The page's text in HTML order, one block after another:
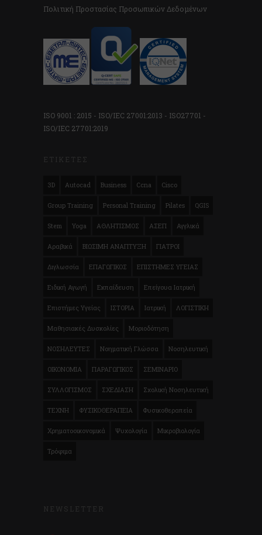
Πολιτική Προστασίας Προσωπικών Δεδομένων
ISO 9001 : 2015 - ISO/IEC 27001:2013 - ISO27701 -
ISO/IEC 27701:2019
ΕΤΙΚΈΤΕΣ
3D Autocad Business Ccna Cisco
Group Training Personal Training Pilates QGIS
Stem Yoga ΑΘΛΗΤΙΣΜΟΣ ΑΣΕΠ Αγγλικά
Αραβικά ΒΙΩΣΙΜΗ ΑΝΑΠΤΥΞΗ ΓΙΑΤΡΟΙ
Διγλωσσία ΕΠΑΓΩΓΙΚΟΣ ΕΠΙΣΤΗΜΕΣ ΥΓΕΙΑΣ
Ειδική Αγωγή Εκπαίδευση Επείγουα Ιατρική
Επιστήμες Υγείας ΙΣΤΟΡΙΑ Ιατρική ΛΟΓΙΣΤΙΚΗ
Μαθησιακές Δυσκολίες Μοριοδότηση
ΝΟΣΗΛΕΥΤΕΣ Νοηματική Γλώσσα Νοσηλευτική
ΟΙΚΟΝΟΜΙΑ ΠΑΡΑΓΩΓΙΚΟΣ ΣΕΜΙΝΑΡΙΟ
ΣΥΛΛΟΓΙΣΜΟΣ ΣΧΕΔΙΑΣΗ Σχολική Νοσηλευτική
ΤΕΧΝΗ ΦΥΣΙΚΟΘΕΡΑΠΕΙΑ Φυσικοθεραπεία
Χρηματοοικονομικά Ψυχολογία Μικροβιολογία
Τρόφιμα
NEWSLETTER